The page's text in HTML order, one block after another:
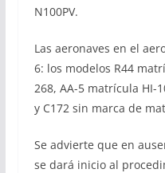
N100PV.
Las aeronaves en el
6: los modelos R44
268, AA-5 matrícula HI-
y C172 sin marca de
Se advierte que en
se dará inicio al